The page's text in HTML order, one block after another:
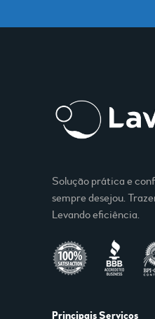
Solução prática e
sempre desejou.
Levando eficiência.
Principais Serviços